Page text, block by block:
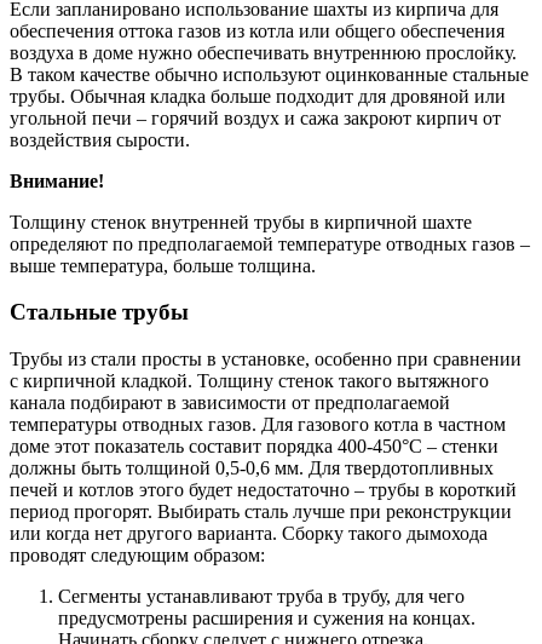
Если запланировано использование шахты из кирпича для
обеспечения оттока газов из котла или общего обеспечения
воздуха в доме нужно обеспечивать внутреннюю прослойку.
В таком качестве обычно используют оцинкованные стальные
трубы. Обычная кладка больше подходит для дровяной или
угольной печи – горячий воздух и сажа закроют кирпич от
воздействия сырости.
Внимание!
Толщину стенок внутренней трубы в кирпичной шахте
определяют по предполагаемой температуре отводных газов –
выше температура, больше толщина.
Стальные трубы
Трубы из стали просты в установке, особенно при сравнении
с кирпичной кладкой. Толщину стенок такого вытяжного
канала подбирают в зависимости от предполагаемой
температуры отводных газов. Для газового котла в частном
доме этот показатель составит порядка 400-450°С – стенки
должны быть толщиной 0,5-0,6 мм. Для твердотопливных
печей и котлов этого будет недостаточно – трубы в короткий
период прогорят. Выбирать сталь лучше при реконструкции
или когда нет другого варианта. Сборку такого дымохода
проводят следующим образом:
Сегменты устанавливают труба в трубу, для чего
предусмотрены расширения и сужения на концах.